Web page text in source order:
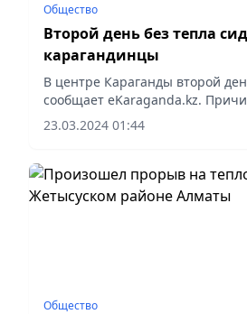
Общество
Второй день без тепла
карагандинцы
В центре Караганды второй
сообщает eKaraganda.kz.
дефект на трубопроводе.
23.03.2024 01:44
Общество